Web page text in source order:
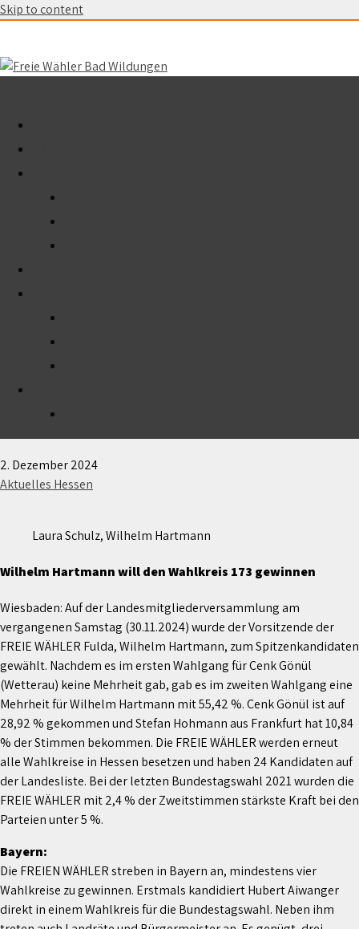
Skip to content
Paukenschlag bei den FREIE WÄHLER – Wilhelm
Hartmann aus Fulda Spitzenkandidat für die
2. Dezember 2024
Aktuelles Hessen
Laura Schulz, Wilhelm Hartmann
Wilhelm Hartmann will den Wahlkreis 173 gewinnen
Wiesbaden: Auf der Landesmitgliederversammlung am
vergangenen Samstag (30.11.2024) wurde der Vorsitzende der
FREIE WÄHLER Fulda, Wilhelm Hartmann, zum Spitzenkandidaten
gewählt. Nachdem es im ersten Wahlgang für Cenk Gönül
(Wetterau) keine Mehrheit gab, gab es im zweiten Wahlgang eine
Mehrheit für Wilhelm Hartmann mit 55,42 %. Cenk Gönül ist auf
28,92 % gekommen und Stefan Hohmann aus Frankfurt hat 10,84
% der Stimmen bekommen. Die FREIE WÄHLER werden erneut
alle Wahlkreise in Hessen besetzen und haben 24 Kandidaten auf
der Landesliste. Bei der letzten Bundestagswahl 2021 wurden die
FREIE WÄHLER mit 2,4 % der Zweitstimmen stärkste Kraft bei den
Parteien unter 5 %.
Bayern:
Die FREIEN WÄHLER streben in Bayern an, mindestens vier
Wahlkreise zu gewinnen. Erstmals kandidiert Hubert Aiwanger
direkt in einem Wahlkreis für die Bundestagswahl. Neben ihm